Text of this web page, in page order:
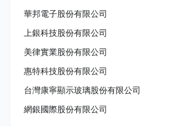
華邦電子股份有限公司
上銀科技股份有限公司
美律實業股份有限公司
惠特科技股份有限公司
台灣康寧顯示玻璃股份有限公司
網銀國際股份有限公司